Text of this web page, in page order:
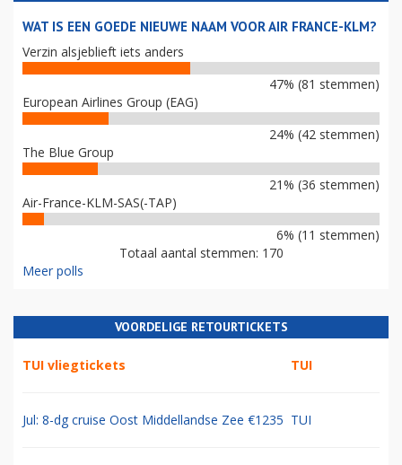
WAT IS EEN GOEDE NIEUWE NAAM VOOR AIR FRANCE-KLM?
Verzin alsjeblieft iets anders
47% (81 stemmen)
European Airlines Group (EAG)
24% (42 stemmen)
The Blue Group
21% (36 stemmen)
Air-France-KLM-SAS(-TAP)
6% (11 stemmen)
Totaal aantal stemmen: 170
Meer polls
VOORDELIGE RETOURTICKETS
TUI vliegtickets TUI
Jul: 8-dg cruise Oost Middellandse Zee €1235 TUI